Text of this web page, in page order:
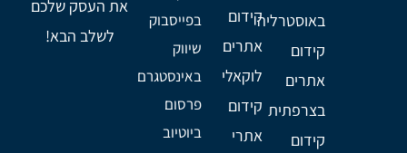
באוסטרליה
קידום
אתרים
בצרפתית
קידום
קידום
אתרים
לוקאלי
קידום
אתרי
בפייסבוק
שיווק
באינסטגרם
פרסום
ביוטיוב
את העסק שלכם
לשלב הבא!